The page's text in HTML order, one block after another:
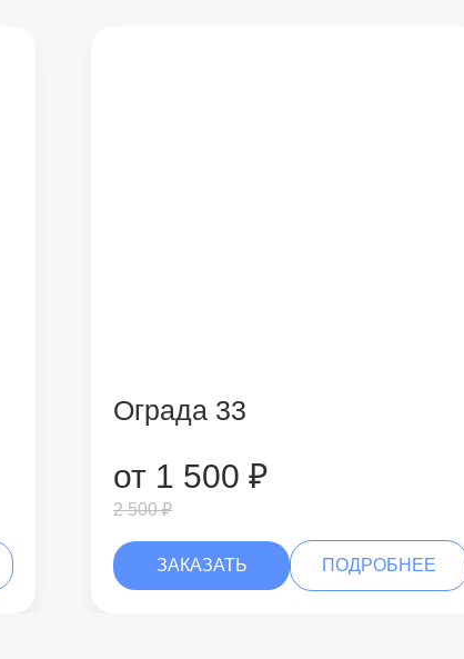
Ограда 33
от 1 500 ₽
2 500 ₽
ЗАКАЗАТЬ ПОДРОБНЕЕ